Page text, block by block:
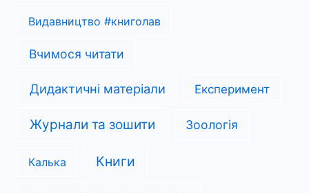
Видавництво #книголав
Вчимося читати
Дидактичні матеріали Експеримент
Журнали та зошити Зоологія
Калька Книги